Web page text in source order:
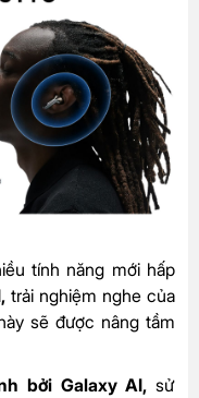
tính năng mới hấp
trải nghiệm nghe của
sẽ được nâng tầm
bởi Galaxy AI, sử